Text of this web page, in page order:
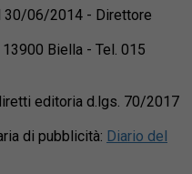
30/06/2014 - Direttore
Biella - Tel. 015
editoria d.lgs. 70/2017
di pubblicità: Diario del